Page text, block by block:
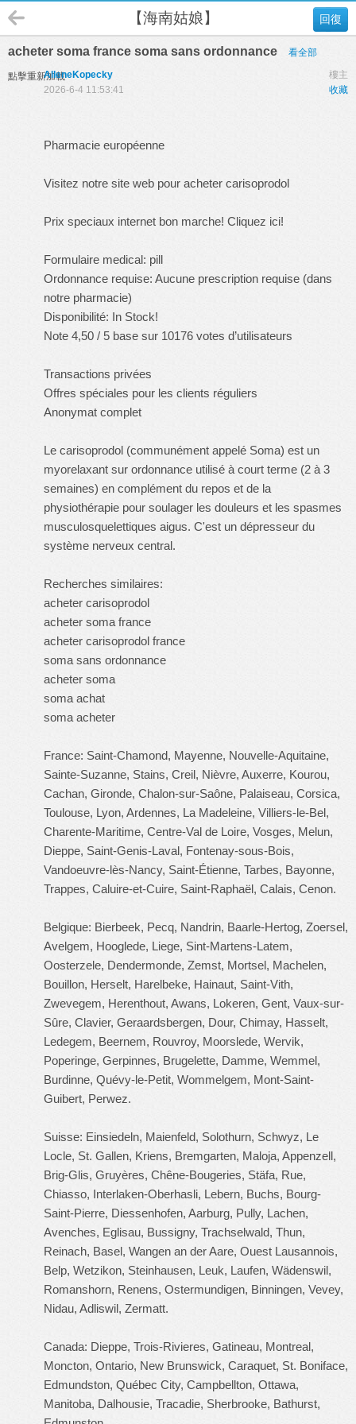
回復
【海南姑娘】
acheter soma france soma sans ordonnance 看全部
點擊重新加載 樓主
AlleneKopecky
收藏
2026-6-4 11:53:41
Pharmacie européenne
Visitez notre site web pour acheter carisoprodol
Prix speciaux internet bon marche! Cliquez ici!
Formulaire medical: pill
Ordonnance requise: Aucune prescription requise (dans
notre pharmacie)
Disponibilité: In Stock!
Note 4,50 / 5 base sur 10176 votes d’utilisateurs
Transactions privées
Offres spéciales pour les clients réguliers
Anonymat complet
Le carisoprodol (communément appelé Soma) est un
myorelaxant sur ordonnance utilisé à court terme (2 à 3
semaines) en complément du repos et de la
physiothérapie pour soulager les douleurs et les spasmes
musculosquelettiques aigus. C'est un dépresseur du
système nerveux central.
Recherches similaires:
acheter carisoprodol
acheter soma france
acheter carisoprodol france
soma sans ordonnance
acheter soma
soma achat
soma acheter
France: Saint-Chamond, Mayenne, Nouvelle-Aquitaine,
Sainte-Suzanne, Stains, Creil, Nièvre, Auxerre, Kourou,
Cachan, Gironde, Chalon-sur-Saône, Palaiseau, Corsica,
Toulouse, Lyon, Ardennes, La Madeleine, Villiers-le-Bel,
Charente-Maritime, Centre-Val de Loire, Vosges, Melun,
Dieppe, Saint-Genis-Laval, Fontenay-sous-Bois,
Vandoeuvre-lès-Nancy, Saint-Étienne, Tarbes, Bayonne,
Trappes, Caluire-et-Cuire, Saint-Raphaël, Calais, Cenon.
Belgique: Bierbeek, Pecq, Nandrin, Baarle-Hertog, Zoersel,
Avelgem, Hooglede, Liege, Sint-Martens-Latem,
Oosterzele, Dendermonde, Zemst, Mortsel, Machelen,
Bouillon, Herselt, Harelbeke, Hainaut, Saint-Vith,
Zwevegem, Herenthout, Awans, Lokeren, Gent, Vaux-sur-
Sûre, Clavier, Geraardsbergen, Dour, Chimay, Hasselt,
Ledegem, Beernem, Rouvroy, Moorslede, Wervik,
Poperinge, Gerpinnes, Brugelette, Damme, Wemmel,
Burdinne, Quévy-le-Petit, Wommelgem, Mont-Saint-
Guibert, Perwez.
Suisse: Einsiedeln, Maienfeld, Solothurn, Schwyz, Le
Locle, St. Gallen, Kriens, Bremgarten, Maloja, Appenzell,
Brig-Glis, Gruyères, Chêne-Bougeries, Stäfa, Rue,
Chiasso, Interlaken-Oberhasli, Lebern, Buchs, Bourg-
Saint-Pierre, Diessenhofen, Aarburg, Pully, Lachen,
Avenches, Eglisau, Bussigny, Trachselwald, Thun,
Reinach, Basel, Wangen an der Aare, Ouest Lausannois,
Belp, Wetzikon, Steinhausen, Leuk, Laufen, Wädenswil,
Romanshorn, Renens, Ostermundigen, Binningen, Vevey,
Nidau, Adliswil, Zermatt.
Canada: Dieppe, Trois-Rivieres, Gatineau, Montreal,
Moncton, Ontario, New Brunswick, Caraquet, St. Boniface,
Edmundston, Québec City, Campbellton, Ottawa,
Manitoba, Dalhousie, Tracadie, Sherbrooke, Bathurst,